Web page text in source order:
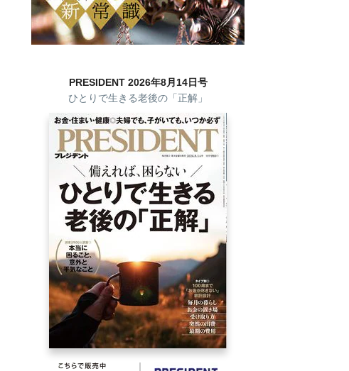
PRESIDENT 2026年8月14日号
ひとりで生きる老後の「正解」